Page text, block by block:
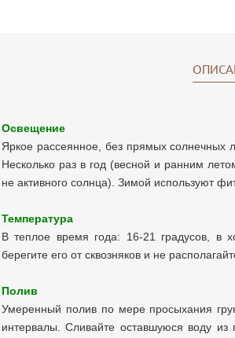
Освещение
Яркое рассеянное, без прямых солнечных
Несколько раз в год (весной и ранним
не активного солнца). Зимой используют
Температура
В теплое время года: 16-21 градусов, в
берегите его от сквозняков и не
Полив
Умеренный полив по мере просыхания
интервалы.Сливайте оставшуюся воду